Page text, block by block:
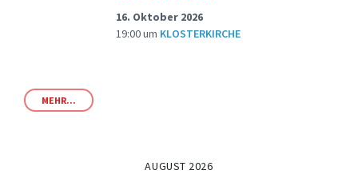
16. Oktober 2026
19:00um KLOSTERKIRCHE
MEHR...
AUGUST 2026